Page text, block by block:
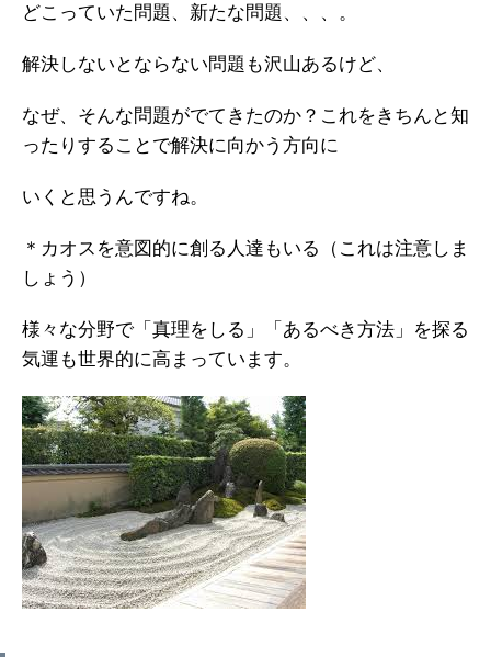
どこっていた問題、新たな問題、、、。
解決しないとならない問題も沢山あるけど、
なぜ、そんな問題がでてきたのか？これをきちんと知
ったりすることで解決に向かう方向に
いくと思うんですね。
＊カオスを意図的に創る人達もいる（これは注意しま
しょう）
様々な分野で「真理をしる」「あるべき方法」を探る
気運も世界的に高まっています。